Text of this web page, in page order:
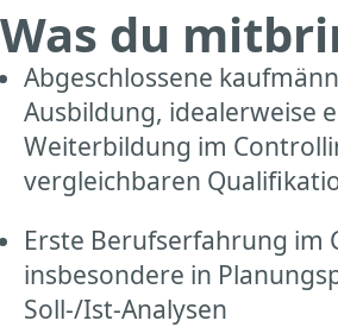
Was du
Abgeschlossene
Ausbildung, idealerweise
Weiterbildung im
vergleichbaren
Erste Berufserfahrung im
insbesondere in
Soll-/Ist-Analysen